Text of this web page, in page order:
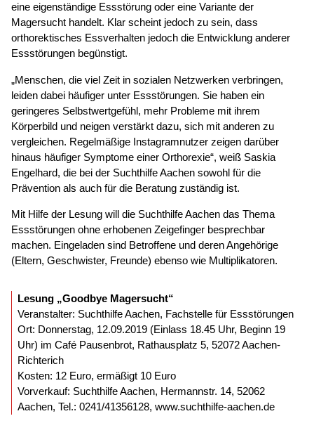
eine eigenständige Essstörung oder eine Variante der
Magersucht handelt. Klar scheint jedoch zu sein, dass
orthorektisches Essverhalten jedoch die Entwicklung anderer
Essstörungen begünstigt.
„Menschen, die viel Zeit in sozialen Netzwerken verbringen,
leiden dabei häufiger unter Essstörungen. Sie haben ein
geringeres Selbstwertgefühl, mehr Probleme mit ihrem
Körperbild und neigen verstärkt dazu, sich mit anderen zu
vergleichen. Regelmäßige Instagramnutzer zeigen darüber
hinaus häufiger Symptome einer Orthorexie“, weiß Saskia
Engelhard, die bei der Suchthilfe Aachen sowohl für die
Prävention als auch für die Beratung zuständig ist.
Mit Hilfe der Lesung will die Suchthilfe Aachen das Thema
Essstörungen ohne erhobenen Zeigefinger besprechbar
machen. Eingeladen sind Betroffene und deren Angehörige
(Eltern, Geschwister, Freunde) ebenso wie Multiplikatoren.
Lesung „Goodbye Magersucht“
Veranstalter: Suchthilfe Aachen, Fachstelle für Essstörungen
Ort: Donnerstag, 12.09.2019 (Einlass 18.45 Uhr, Beginn 19
Uhr) im Café Pausenbrot, Rathausplatz 5, 52072 Aachen-
Richterich
Kosten: 12 Euro, ermäßigt 10 Euro
Vorverkauf: Suchthilfe Aachen, Hermannstr. 14, 52062
Aachen, Tel.: 0241/41356128, www.suchthilfe-aachen.de